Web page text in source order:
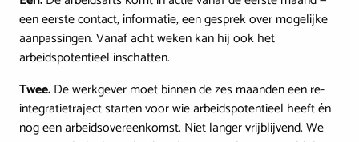
een eerste contact, informatie, een gesprek over mogelijke
aanpassingen. Vanaf acht weken kan hij ook het
arbeidspotentieel inschatten.
Twee.De werkgever moet binnen de zes maanden een re-
integratietraject starten voor wie arbeidspotentieel heeft én
nog een arbeidsovereenkomst. Niet langer vrijblijvend. We